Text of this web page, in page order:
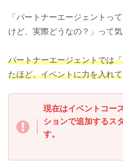
「パートナーエージェントっ
けど、実際どうなの？」って気
パートナーエージェントでは
たほど、イベントに力を入れ
現在はイベントコー
ションで追加するス
す。